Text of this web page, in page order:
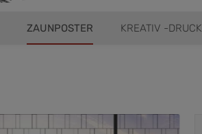
ZAUNPOSTER KREATIV -DRUCK